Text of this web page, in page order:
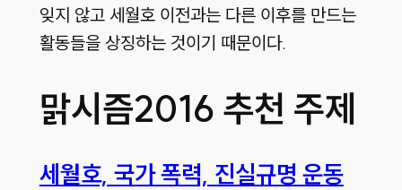
잊지 않고 세월호 이전과는 다른 이후를 만드는
활동들을 상징하는 것이기 때문이다.
맑시즘2016 추천 주제
세월호, 국가 폭력, 진실규명 운동